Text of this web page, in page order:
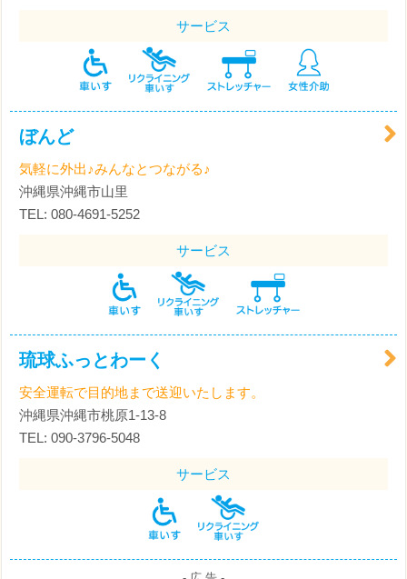
サービス
ぼんど
気軽に外出♪みんなとつながる♪
沖縄県沖縄市山里
TEL: 080-4691-5252
サービス
琉球ふっとわーく
安全運転で目的地まで送迎いたします。
沖縄県沖縄市桃原1-13-8
TEL: 090-3796-5048
サービス